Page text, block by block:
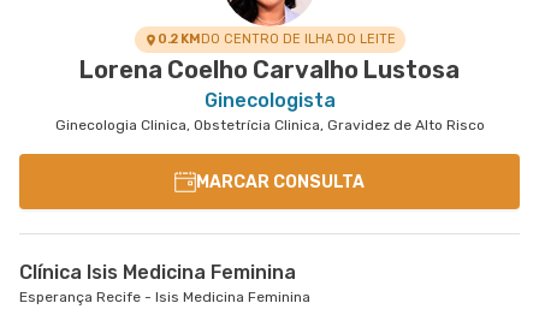
0.2 KMDO CENTRO DE ILHA DO LEITE
Lorena Coelho Carvalho Lustosa
Ginecologista
Ginecologia Clinica, Obstetrícia Clinica, Gravidez de Alto Risco
MARCAR CONSULTA
Clínica Isis Medicina Feminina
Esperança Recife - Isis Medicina Feminina